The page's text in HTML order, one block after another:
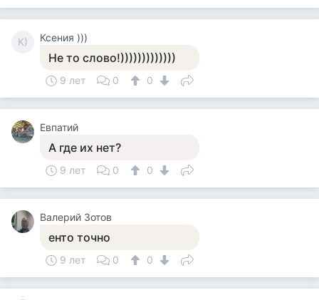
К) Ксения )))
Не то слово!)))))))))))))
9 лет 0 0
Евпатий
А где их нет?
9 лет 0 0
Валерий Зотов
енто точно
9 лет 0 0